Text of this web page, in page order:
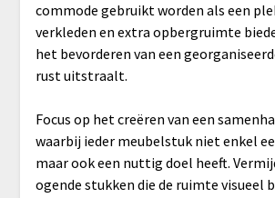
commode gebruikt worden als een
verkleden en extra opbergruimte
het bevorderen van een
rust uitstraalt.
Focus op het creëren van een
waarbij ieder meubelstuk niet enkel
maar ook een nuttig doel heeft.
ogende stukken die de ruimte visueel